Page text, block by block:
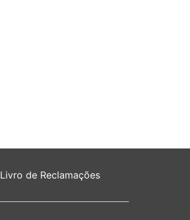
Livro de Reclamações